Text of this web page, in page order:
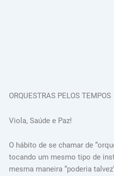
ORQUESTRAS PELOS TEMPOS
Viola, Saúde e Paz!
O hábito de se chamar de
tocando um mesmo tipo de
mesma maneira “poderia